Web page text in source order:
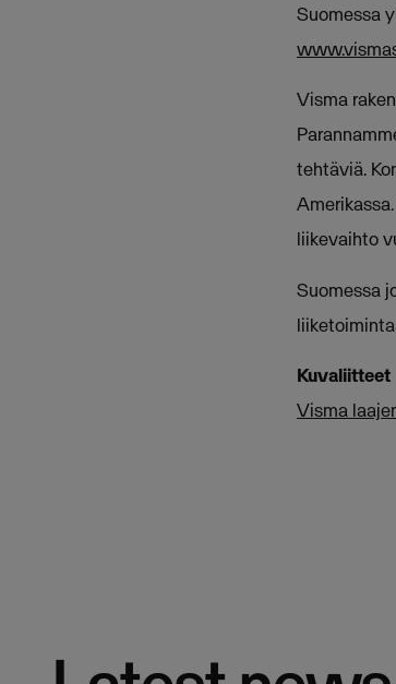
Suomessa
Visma
tehtäviä.
liikevaihto
Suomessa
Kuvaliitteet
Visma